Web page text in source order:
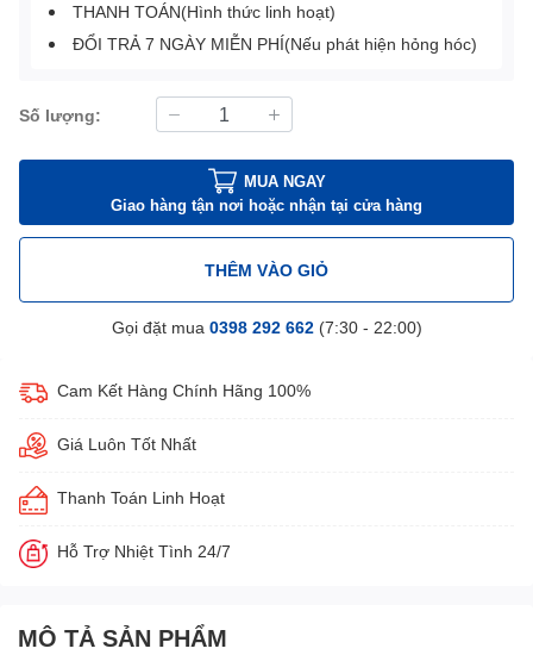
THANH TOÁN(Hình thức linh hoạt)
ĐỔI TRẢ 7 NGÀY MIỄN PHÍ(Nếu phát hiện hỏng hóc)
Số lượng:
MUA NGAY
Giao hàng tận nơi hoặc nhận tại cửa hàng
THÊM VÀO GIỎ
Gọi đặt mua 0398 292 662(7:30 - 22:00)
Cam Kết Hàng Chính Hãng 100%
Giá Luôn Tốt Nhất
Thanh Toán Linh Hoạt
Hỗ Trợ Nhiệt Tình 24/7
MÔ TẢ SẢN PHẨM